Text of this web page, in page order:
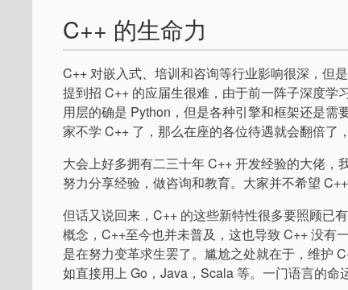
C++ 的生命力
C++ 对嵌入式、培训和咨询等行业影响很深，但
提到招 C++ 的应届生很难，由于前一阵子深度
用层的确是 Python，但是各种引擎和框架还是需
家不学 C++ 了，那么在座的各位待遇就会翻倍了
大会上好多拥有二三十年 C++ 开发经验的大佬
努力分享经验，做咨询和教育。大家并不希望
但话又说回来，C++ 的这些新特性很多要照顾已
概念，C++至今也并未普及，这也导致 C++ 没有
是在努力变革求生罢了。尴尬之处就在于，维护
如直接用上 Go，Java，Scala 等。一门语言的命